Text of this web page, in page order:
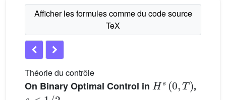
Théorie du contrôle
On Binary Optimal Control in
0
,
s< 1/2